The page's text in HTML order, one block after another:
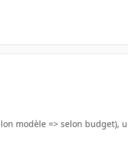
modèle => selon budget),